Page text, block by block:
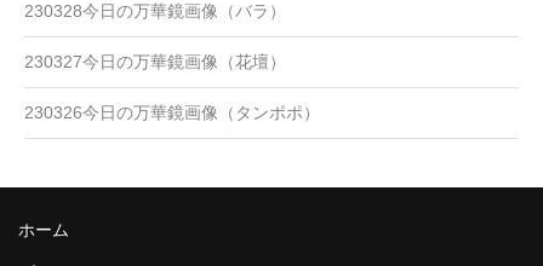
230328今日の万華鏡画像（バラ）
230327今日の万華鏡画像（花壇）
230326今日の万華鏡画像（タンポポ）
ホーム